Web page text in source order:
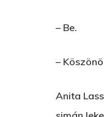
– Be.
–
Anita